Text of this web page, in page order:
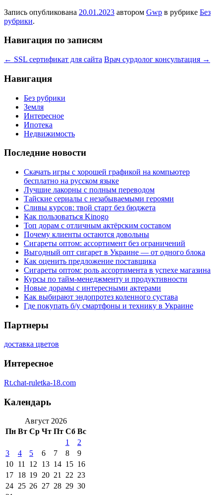
Запись опубликована 20.01.2023 автором Gwp в рубрике Без
рубрики.
Навигация по записям
← SSL сертификат для сайта Врач сурдолог консультация →
Навигация
Без рубрики
Земля
Интересное
Ипотека
Недвижимость
Последние новости
Скачать игры с хорошей графикой на компьютер
бесплатно на русском языке
Лучшие лакорны с полным переводом
Тайские сериалы с незабываемыми героями
Сливы курсов: твой старт без бюджета
Как пользоваться Kinogo
Топ дорам с отличным актёрским составом
Почему клиенты остаются довольны
Сигареты оптом: ассортимент без ограничений
Выгодный опт сигарет в Украине — от одного блока
Как оценить предложение поставщика
Сигареты оптом: роль ассортимента в успехе магазина
Курсы по тайм-менеджменту и продуктивности
Новые дорамы с интересными актерами
Как выбирают эндопротез коленного сустава
Где покупать б/у смартфоны и технику в Украине
Партнеры
доставка цветов
Интересное
Rt.chat-ruletka-18.com
Календарь
Август 2026
Пн Вт Ср Чт Пт Сб Вс
1
2
3
4 5 6 7 8
9
10 11 12 13 14 15 16
17 18 19 20 21 22 23
24 25 26 27 28 29 30